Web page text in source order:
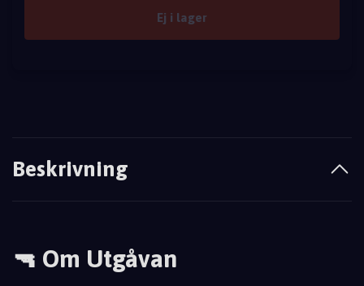
Ej i lager
Beskrivning
🔫 Om Utgåvan